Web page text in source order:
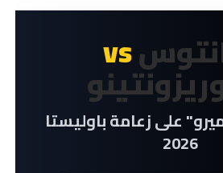
vs
على زعامة باوليستا
2026